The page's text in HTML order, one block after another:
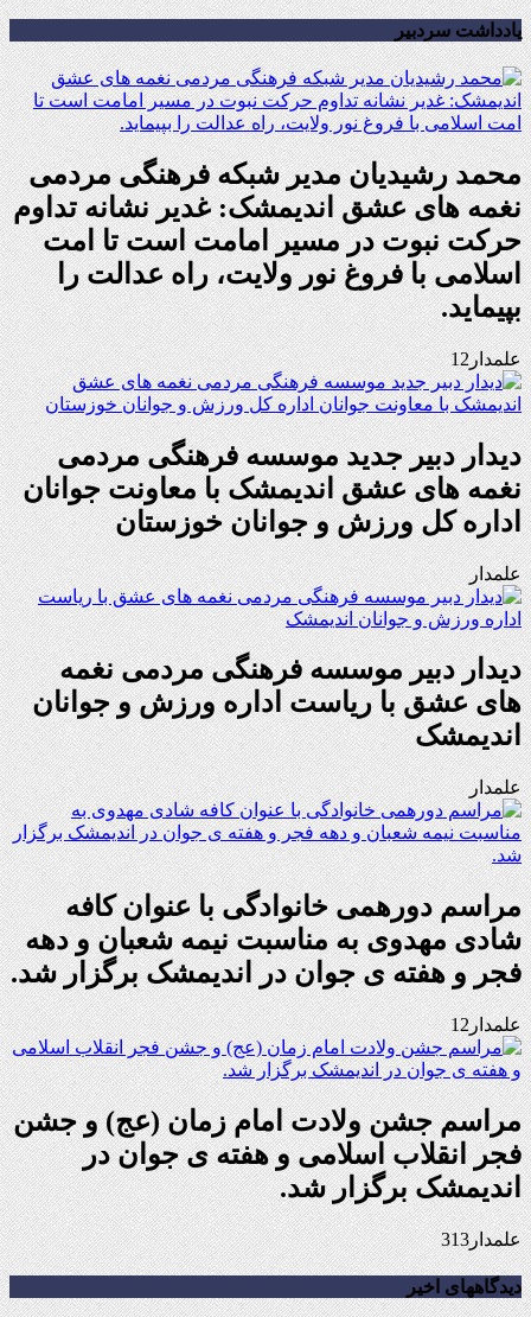
یادداشت سردبیر
محمد رشیدیان مدیر شبکه فرهنگی مردمی
نغمه های عشق اندیمشک: غدیر نشانه تداوم
حرکت نبوت در مسیر امامت است تا امت
اسلامی با فروغ نور ولایت، راه عدالت را
بپیماید.
علمدار12
دیدار دبیر جدید موسسه فرهنگی مردمی
نغمه های عشق اندیمشک با معاونت جوانان
اداره کل ورزش و جوانان خوزستان
علمدار
دیدار دبیر موسسه فرهنگی مردمی نغمه
های عشق با ریاست اداره ورزش و جوانان
اندیمشک
علمدار
مراسم دورهمی خانوادگی با عنوان کافه
شادی مهدوی به مناسبت نیمه شعبان و دهه
فجر و هفته ی جوان در اندیمشک برگزار شد.
علمدار12
مراسم جشن ولادت امام زمان (عج) و جشن
فجر انقلاب اسلامی و هفته ی جوان در
اندیمشک برگزار شد.
علمدار313
دیدگاههای اخیر